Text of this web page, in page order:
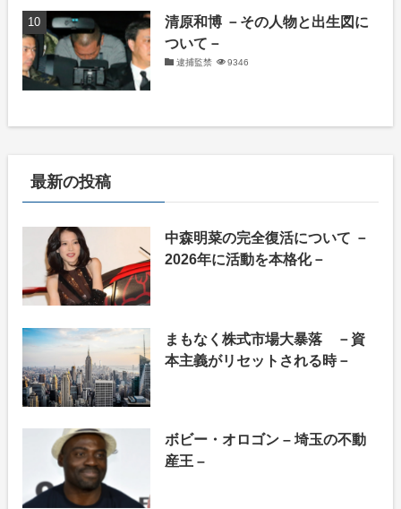
清原和博 －その人物と出生図に
ついて－
逮捕監禁 9346
最新の投稿
中森明菜の完全復活について －
2026年に活動を本格化－
まもなく株式市場大暴落 －資
本主義がリセットされる時－
ボビー・オロゴン – 埼玉の不動
産王 –